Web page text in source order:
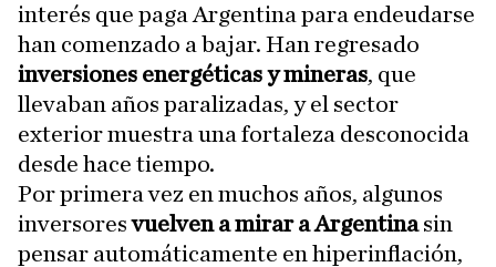
interés que paga Argentina para endeudarse
han comenzado a bajar. Han regresado
inversiones energéticas y mineras, que
llevaban años paralizadas, y el sector
exterior muestra una fortaleza desconocida
desde hace tiempo.
Por primera vez en muchos años, algunos
inversoresvuelven a mirar a Argentinasin
pensar automáticamente en hiperinflación,